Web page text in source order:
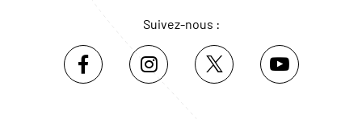
Suivez-nous :